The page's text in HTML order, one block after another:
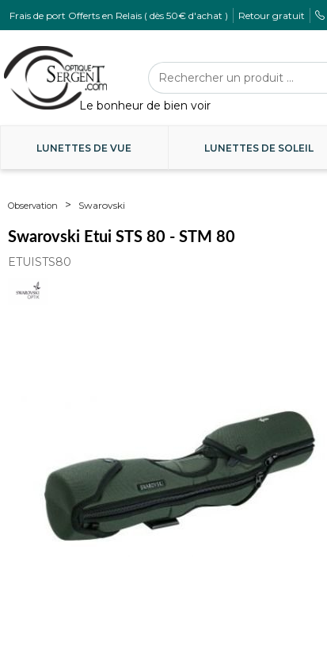
Frais de port Offerts en Relais ( dès 50€ d'achat ) Retour gratuit
LUNETTES DE VUE LUNETTES DE SOLEIL
Observation Swarovski
Swarovski Etui STS 80 - STM 80
ETUISTS80